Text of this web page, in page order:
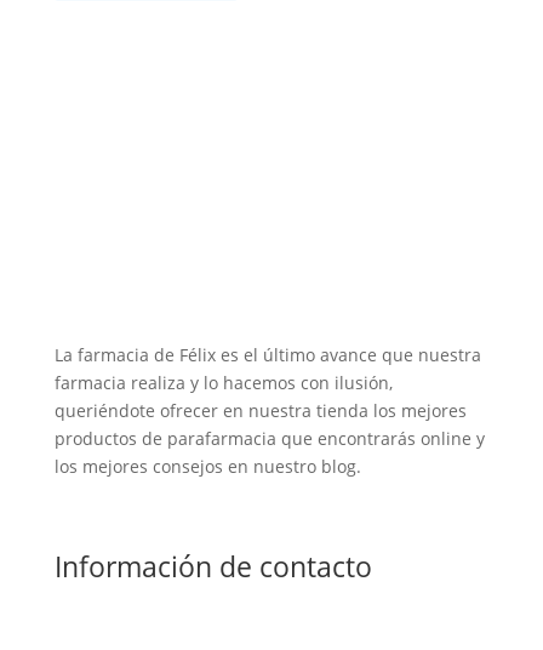
La farmacia de Félix es el último avance que nuestra
farmacia realiza y lo hacemos con ilusión,
queriéndote ofrecer en nuestra tienda los mejores
productos de parafarmacia que encontrarás online y
los mejores consejos en nuestro blog.
Información de contacto